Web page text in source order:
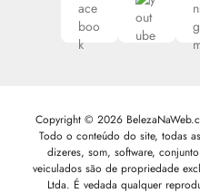
Copyright © 2026
Todo o conteúdo do site, todas
dizeres, som, software,
veiculados são de propriedade
Ltda. É vedada qualquer